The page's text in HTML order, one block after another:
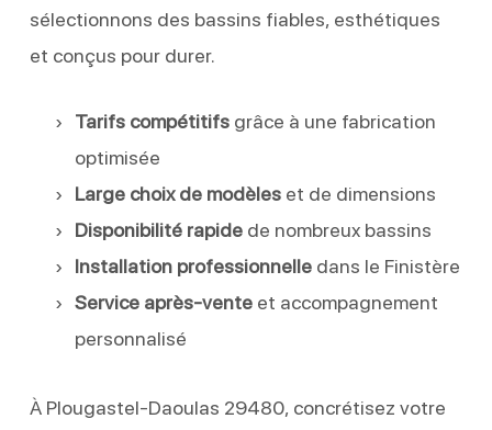
sélectionnons des bassins fiables, esthétiques
et conçus pour durer.
Tarifs compétitifsgrâce à une fabrication
optimisée
Large choix de modèleset de dimensions
Disponibilité rapidede nombreux bassins
Installation professionnelledans le Finistère
Service après-venteet accompagnement
personnalisé
À Plougastel-Daoulas 29480, concrétisez votre